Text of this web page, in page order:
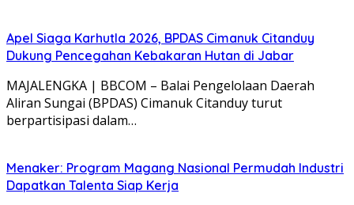
Apel Siaga Karhutla 2026, BPDAS Cimanuk Citanduy
Dukung Pencegahan Kebakaran Hutan di Jabar
MAJALENGKA | BBCOM – Balai Pengelolaan Daerah
Aliran Sungai (BPDAS) Cimanuk Citanduy turut
berpartisipasi dalam…
Menaker: Program Magang Nasional Permudah Industri
Dapatkan Talenta Siap Kerja